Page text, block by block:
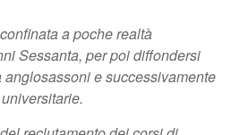
a poche realtà
Sessanta, per poi diffondersi
e successivamente